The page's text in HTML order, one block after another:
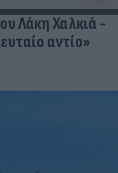
Λάκη Χαλκιά -
αντίο»